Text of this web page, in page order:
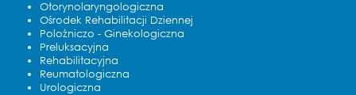
Otorynolaryngologiczna
Ośrodek Rehabilitacji Dziennej
Polożniczo - Ginekologiczna
Preluksacyjna
Rehabilitacyjna
Reumatologiczna
Urologiczna